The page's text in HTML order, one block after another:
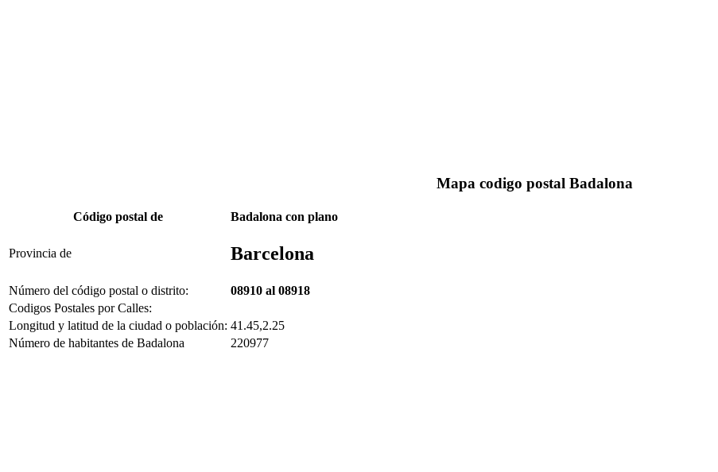
Mapa codigo postal Badalona
Código postal de Badalona con plano
Provincia de Barcelona
Número del código postal o distrito:
08910 al 08918
Codigos Postales por Calles:
Longitud y latitud de la ciudad o población: 41.45,2.25
Número de habitantes de Badalona
220977